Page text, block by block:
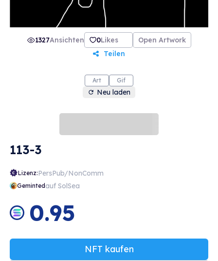
1327Ansichten 0Likes
Open Artwork
Teilen
Art Gif
Neu laden
113-3
Lizenz:PersPub/NonComm
Gemintedauf SolSea
0.95
NFT kaufen